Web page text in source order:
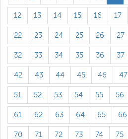
12 13 14 15 16 17
22 23 24 25 26 27
32 33 34 35 36 37
42 43 44 45 46 47
51 52 53 54 55 56
61 62 63 64 65 66
70 71 72 73 74 75